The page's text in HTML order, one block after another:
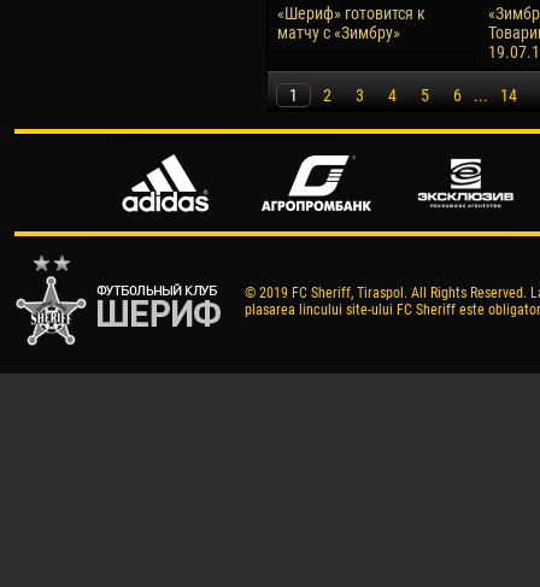
«Шериф» готовится к
матчу с «Зимбру»
1 2 3 4 5 6 ... 14
© 2019 FC Sheriff, Tiraspol. All Rights
plasarea lincului site-ului FC Sheriff este